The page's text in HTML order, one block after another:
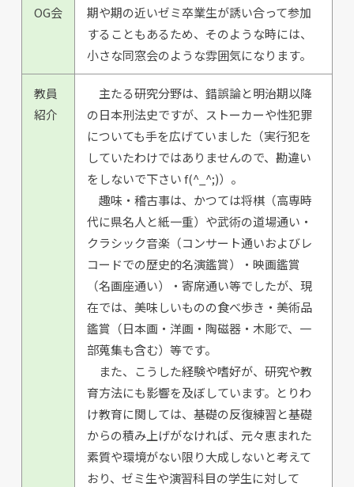
OG会
期や期の近いゼミ卒業生が誘い合って参加
することもあるため、そのような時には、
小さな同窓会のような雰囲気になります。
教員
紹介
主たる研究分野は、錯誤論と明治期以降
の日本刑法史ですが、ストーカーや性犯罪
についても手を広げていました（実行犯を
していたわけではありませんので、勘違い
をしないで下さい f(^_^;)）。
趣味・稽古事は、かつては将棋（高専時
代に県名人と紙一重）や武術の道場通い・
クラシック音楽（コンサート通いおよびレ
コードでの歴史的名演鑑賞）・映画鑑賞
（名画座通い）・寄席通い等でしたが、現
在では、美味しいものの食べ歩き・美術品
鑑賞（日本画・洋画・陶磁器・木彫で、一
部蒐集も含む）等です。
また、こうした経験や嗜好が、研究や教
育方法にも影響を及ぼしています。とりわ
け教育に関しては、基礎の反復練習と基礎
からの積み上げがなければ、元々恵まれた
素質や環境がない限り大成しないと考えて
おり、ゼミ生や演習科目の学生に対して